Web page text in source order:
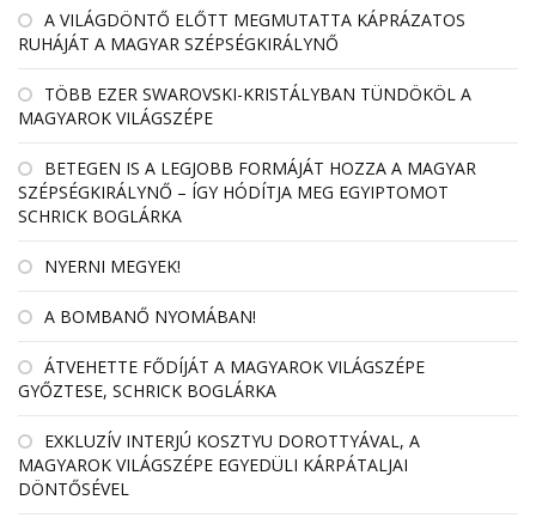
A VILÁGDÖNTŐ ELŐTT MEGMUTATTA KÁPRÁZATOS
RUHÁJÁT A MAGYAR SZÉPSÉGKIRÁLYNŐ
TÖBB EZER SWAROVSKI-KRISTÁLYBAN TÜNDÖKÖL A
MAGYAROK VILÁGSZÉPE
BETEGEN IS A LEGJOBB FORMÁJÁT HOZZA A MAGYAR
SZÉPSÉGKIRÁLYNŐ – ÍGY HÓDÍTJA MEG EGYIPTOMOT
SCHRICK BOGLÁRKA
NYERNI MEGYEK!
A BOMBANŐ NYOMÁBAN!
ÁTVEHETTE FŐDÍJÁT A MAGYAROK VILÁGSZÉPE
GYŐZTESE, SCHRICK BOGLÁRKA
EXKLUZÍV INTERJÚ KOSZTYU DOROTTYÁVAL, A
MAGYAROK VILÁGSZÉPE EGYEDÜLI KÁRPÁTALJAI
DÖNTŐSÉVEL